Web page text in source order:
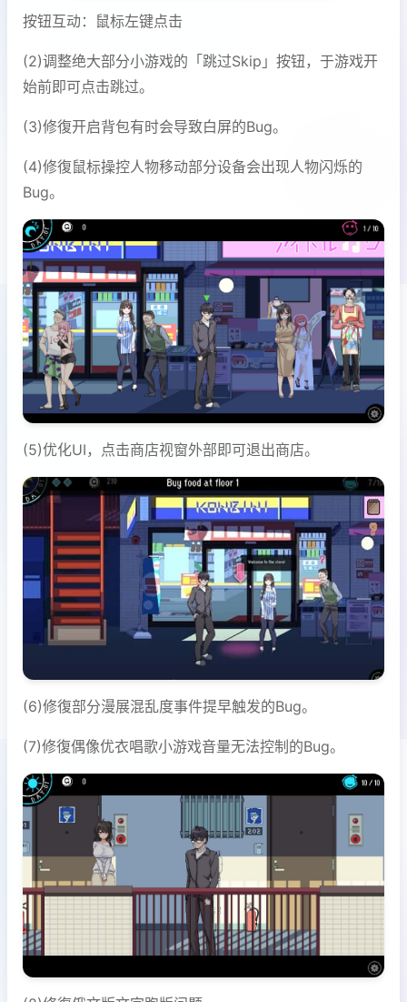
按钮互动：鼠标左键点击
(2)调整绝大部分小游戏的「跳过Skip」按钮，于游戏开
始前即可点击跳过。
(3)修復开启背包有时会导致白屏的Bug。
(4)修復鼠标操控人物移动部分设备会出现人物闪烁的
Bug。
(5)优化UI，点击商店视窗外部即可退出商店。
(6)修復部分漫展混乱度事件提早触发的Bug。
(7)修復偶像优衣唱歌小游戏音量无法控制的Bug。